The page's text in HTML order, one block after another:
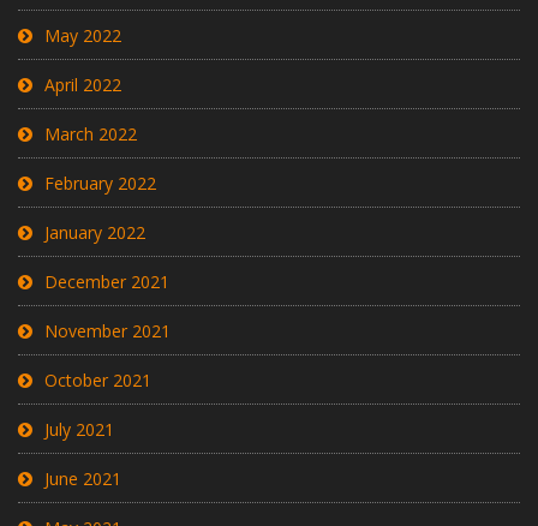
May 2022
April 2022
March 2022
February 2022
January 2022
December 2021
November 2021
October 2021
July 2021
June 2021